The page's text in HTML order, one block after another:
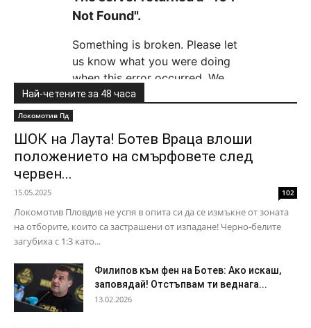
Най-четените за 48 часа
Локомотив Пд
ШОК на Лаута! Ботев Враца влоши
положението на смърфовете след
червен...
15.05.2025 102
Локомотив Пловдив не успя в опита си да се измъкне от зоната
на отборите, които са застрашени от изпадане! Черно-белите
загубиха с 1:3 като...
Филипов към фен на Ботев: Ако искаш,
заповядай! Отстъпвам ти веднага...
13.02.2026